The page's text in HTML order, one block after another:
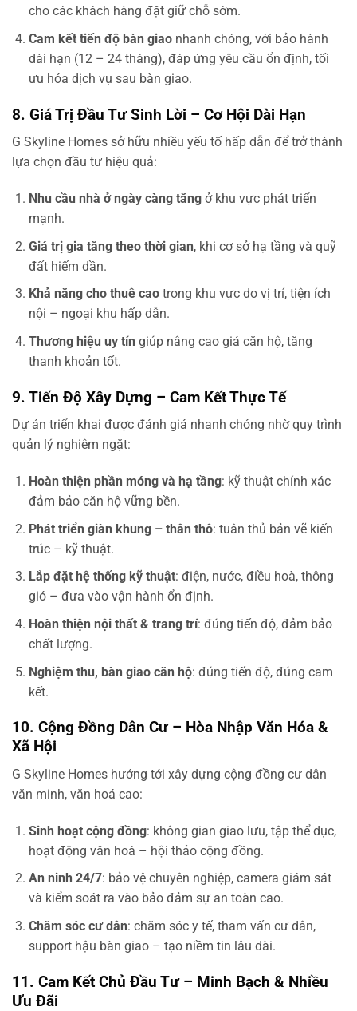
cho các khách hàng đặt giữ chỗ sớm.
Cam kết tiến độ bàn giaonhanh chóng, với bảo hành
dài hạn (12 – 24 tháng), đáp ứng yêu cầu ổn định, tối
ưu hóa dịch vụ sau bàn giao.
8. Giá Trị Đầu Tư Sinh Lời – Cơ Hội Dài Hạn
G Skyline Homes sở hữu nhiều yếu tố hấp dẫn để trở thành
lựa chọn đầu tư hiệu quả:
Nhu cầu nhà ở ngày càng tăngở khu vực phát triển
mạnh.
Giá trị gia tăng theo thời gian, khi cơ sở hạ tầng và quỹ
đất hiếm dần.
Khả năng cho thuê caotrong khu vực do vị trí, tiện ích
nội – ngoại khu hấp dẫn.
Thương hiệu uy tín giúp nâng cao giá căn hộ, tăng
thanh khoản tốt.
9. Tiến Độ Xây Dựng – Cam Kết Thực Tế
Dự án triển khai được đánh giá nhanh chóng nhờ quy trình
quản lý nghiêm ngặt:
Hoàn thiện phần móng và hạ tầng: kỹ thuật chính xác
đảm bảo căn hộ vững bền.
Phát triển giàn khung – thân thô: tuân thủ bản vẽ kiến
trúc – kỹ thuật.
Lắp đặt hệ thống kỹ thuật: điện, nước, điều hoà, thông
gió – đưa vào vận hành ổn định.
Hoàn thiện nội thất & trang trí: đúng tiến độ, đảm bảo
chất lượng.
Nghiệm thu, bàn giao căn hộ: đúng tiến độ, đúng cam
kết.
10. Cộng Đồng Dân Cư – Hòa Nhập Văn Hóa &
Xã Hội
G Skyline Homes hướng tới xây dựng cộng đồng cư dân
văn minh, văn hoá cao:
Sinh hoạt cộng đồng: không gian giao lưu, tập thể dục,
hoạt động văn hoá – hội thảo cộng đồng.
An ninh 24/7: bảo vệ chuyên nghiệp, camera giám sát
và kiểm soát ra vào bảo đảm sự an toàn cao.
Chăm sóc cư dân: chăm sóc y tế, tham vấn cư dân,
support hậu bàn giao – tạo niềm tin lâu dài.
11. Cam Kết Chủ Đầu Tư – Minh Bạch & Nhiều
Ưu Đãi